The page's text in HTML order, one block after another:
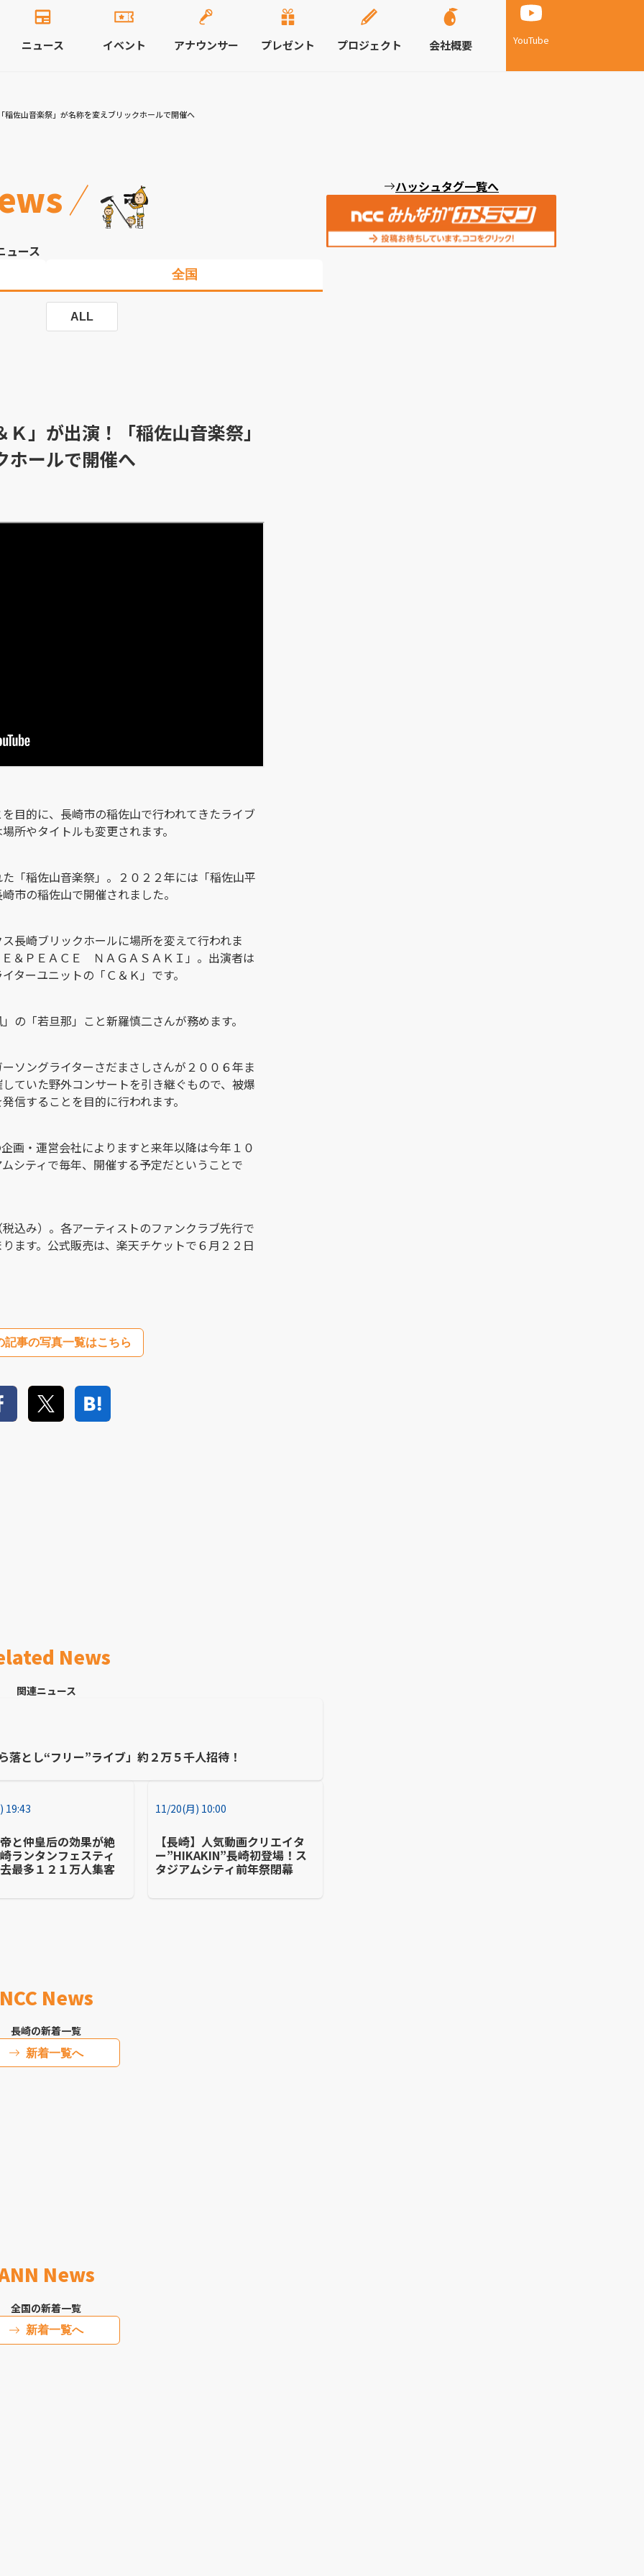
YouTube
ニュース イベント アナウンサー プレゼント プロジェクト 会社概要
稲佐山音楽祭」が名称を変えブリックホールで開催へ
ュース
全国
ALL
」が出演！「稲佐山音楽祭」
ホールで開催へ
目的に、長崎市の稲佐山で行われてきたライブ
所やタイトルも変更されます。
「稲佐山音楽祭」。２０２２年には「稲佐山平
市の稲佐山で開催されました。
長崎ブリックホールに場所を変えて行われま
＆ＰＥＡＣＥ ＮＡＧＡＳＡＫＩ」。出演者は
ターユニットの「Ｃ＆Ｋ」です。
の「若旦那」こと新羅慎二さんが務めます。
ソングライターさだまさしさんが２００６年ま
ていた野外コンサートを引き継ぐもので、被爆
信することを目的に行われます。
画・運営会社によりますと来年以降は今年１０
シティで毎年、開催する予定だということで
込み）。各アーティストのファンクラブ先行で
ます。公式販売は、楽天チケットで６月２２日
記事の写真一覧はこちら
News
関連ニュース
とし“フリー”ライブ」約２万５千人招待！
19:43
と仲皇后の効果が絶
ランタンフェスティ
最多１２１万人集客
11/20(月) 10:00
【長崎】人気動画クリエイタ
ー”HIKAKIN”長崎初登場！ス
タジアムシティ前年祭閉幕
News
長崎の新着一覧
新着一覧へ
News
全国の新着一覧
新着一覧へ
ハッシュタグ一覧へ